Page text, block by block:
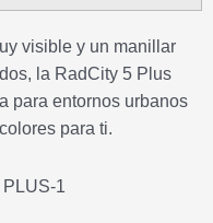
visible y un manillar
la RadCity 5 Plus
para entornos urbanos
para ti.